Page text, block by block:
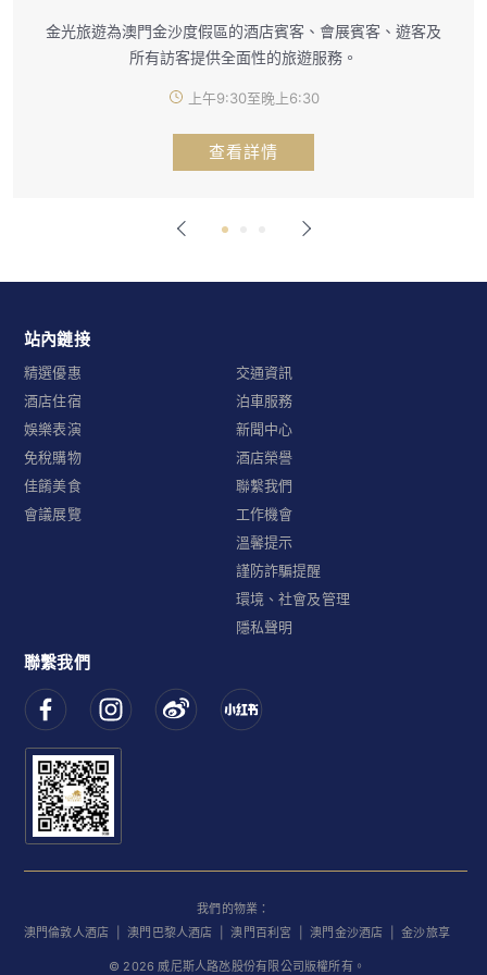
金光旅遊為澳門金沙度假區的酒店賓客、會展賓客、遊客及
所有訪客提供全面性的旅遊服務。
上午9:30至晚上6:30
查看詳情
站內鏈接
精選優惠
酒店住宿
娛樂表演
免稅購物
佳餚美食
會議展覽
交通資訊
泊車服務
新聞中心
酒店榮譽
聯繫我們
工作機會
溫馨提示
謹防詐騙提醒
環境、社會及管理
隱私聲明
聯繫我們
我們的物業：
澳門倫敦人酒店 |澳門巴黎人酒店 |澳門百利宮 |澳門金沙酒店 |金沙旅享
© 2026 威尼斯人路氹股份有限公司版權所有。